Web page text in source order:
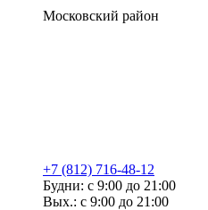
Московский район
+7 (812) 716-48-12
Будни: с 9:00 до 21:00
Вых.: с 9:00 до 21:00